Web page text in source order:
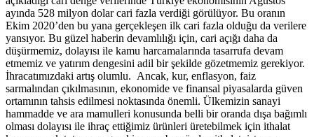
ayında 528 milyon dolar cari fazla verdiği görülüyor. Bu oranın
Ekim 2020’den bu yana gerçekleşen ilk cari fazla olduğu da verilere
yansıyor. Bu güzel haberin devamlılığı için, cari açığı daha da
düşürmemiz, dolayısı ile kamu harcamalarında tasarrufa devam
etmemiz ve yatırım dengesini adil bir şekilde gözetmemiz gerekiyor.
İhracatımızdaki artış olumlu. Ancak, kur, enflasyon, faiz
sarmalından çıkılmasının, ekonomide ve finansal piyasalarda güven
ortamının tahsis edilmesi noktasında önemli. Ülkemizin sanayi
hammadde ve ara mamulleri konusunda belli bir oranda dışa bağımlı
olması dolayısı ile ihraç ettiğimiz ürünleri üretebilmek için ithalat